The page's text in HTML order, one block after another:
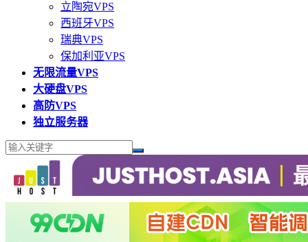
立陶宛VPS
西班牙VPS
瑞典VPS
保加利亚VPS
无限流量VPS
大硬盘VPS
高防VPS
独立服务器